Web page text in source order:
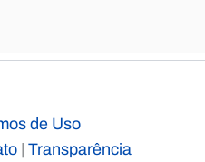
de Uso
| Transparência